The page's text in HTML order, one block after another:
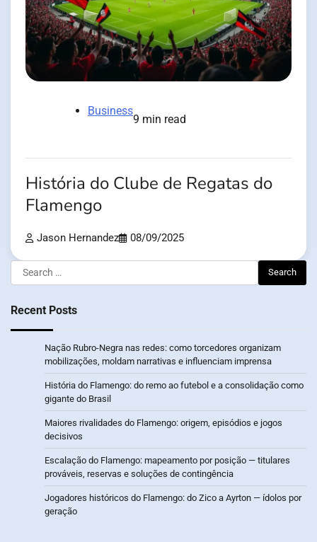
Business
9 min read
História do Clube de Regatas do
Flamengo
Jason Hernandez 08/09/2025
Search
for:
Recent Posts
Nação Rubro-Negra nas redes: como torcedores organizam
mobilizações, moldam narrativas e influenciam imprensa
História do Flamengo: do remo ao futebol e a consolidação como
gigante do Brasil
Maiores rivalidades do Flamengo: origem, episódios e jogos
decisivos
Escalação do Flamengo: mapeamento por posição — titulares
prováveis, reservas e soluções de contingência
Jogadores históricos do Flamengo: do Zico a Ayrton — ídolos por
geração